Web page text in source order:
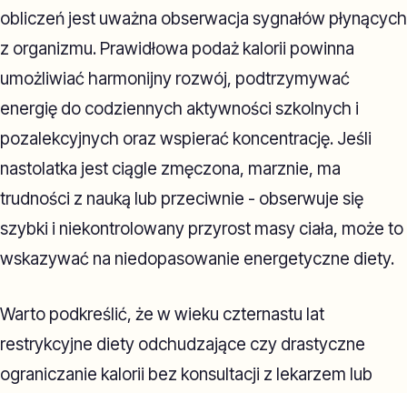
obliczeń jest uważna obserwacja sygnałów płynących
z organizmu. Prawidłowa podaż kalorii powinna
umożliwiać harmonijny rozwój, podtrzymywać
energię do codziennych aktywności szkolnych i
pozalekcyjnych oraz wspierać koncentrację. Jeśli
nastolatka jest ciągle zmęczona, marznie, ma
trudności z nauką lub przeciwnie - obserwuje się
szybki i niekontrolowany przyrost masy ciała, może to
wskazywać na niedopasowanie energetyczne diety.
Warto podkreślić, że w wieku czternastu lat
restrykcyjne diety odchudzające czy drastyczne
ograniczanie kalorii bez konsultacji z lekarzem lub